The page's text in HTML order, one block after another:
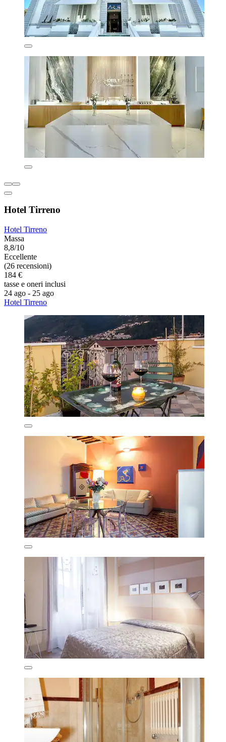
Hotel Tirreno
Hotel Tirreno
Massa
8,8/10
Eccellente
(26 recensioni)
184 €
tasse e oneri inclusi
24 ago - 25 ago
Hotel Tirreno